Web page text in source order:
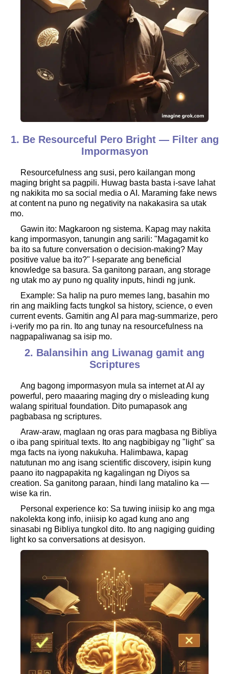
1. Be Resourceful Pero Bright — Filter ang
Impormasyon
Resourcefulness ang susi, pero kailangan mong
maging bright sa pagpili. Huwag basta basta i-save lahat
ng nakikita mo sa social media o AI. Maraming fake news
at content na puno ng negativity na nakakasira sa utak
mo.
Gawin ito: Magkaroon ng sistema. Kapag may nakita
kang impormasyon, tanungin ang sarili: "Magagamit ko
ba ito sa future conversation o decision-making? May
positive value ba ito?" I-separate ang beneficial
knowledge sa basura. Sa ganitong paraan, ang storage
ng utak mo ay puno ng quality inputs, hindi ng junk.
Example: Sa halip na puro memes lang, basahin mo
rin ang maikling facts tungkol sa history, science, o even
current events. Gamitin ang AI para mag-summarize, pero
i-verify mo pa rin. Ito ang tunay na resourcefulness na
nagpapaliwanag sa isip mo.
2. Balansihin ang Liwanag gamit ang
Scriptures
Ang bagong impormasyon mula sa internet at AI ay
powerful, pero maaaring maging dry o misleading kung
walang spiritual foundation. Dito pumapasok ang
pagbabasa ng scriptures.
Araw-araw, maglaan ng oras para magbasa ng Bibliya
o iba pang spiritual texts. Ito ang nagbibigay ng "light" sa
mga facts na iyong nakukuha. Halimbawa, kapag
natutunan mo ang isang scientific discovery, isipin kung
paano ito nagpapakita ng kagalingan ng Diyos sa
creation. Sa ganitong paraan, hindi lang matalino ka —
wise ka rin.
Personal experience ko: Sa tuwing iniisip ko ang mga
nakolekta kong info, iniisip ko agad kung ano ang
sinasabi ng Bibliya tungkol dito. Ito ang nagiging guiding
light ko sa conversations at desisyon.